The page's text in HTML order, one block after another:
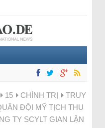
15 CHÍNH TRỊ
TRUY
ĐỘI MỸ TỊCH THU
TY SCYLT GIAN LẬN